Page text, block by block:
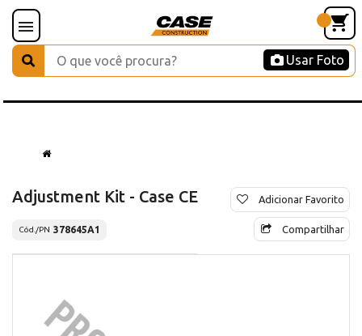
Usar Foto
Adjustment Kit - Case CE
Cód./PN 378645A1
Adicionar Favorito
Compartilhar